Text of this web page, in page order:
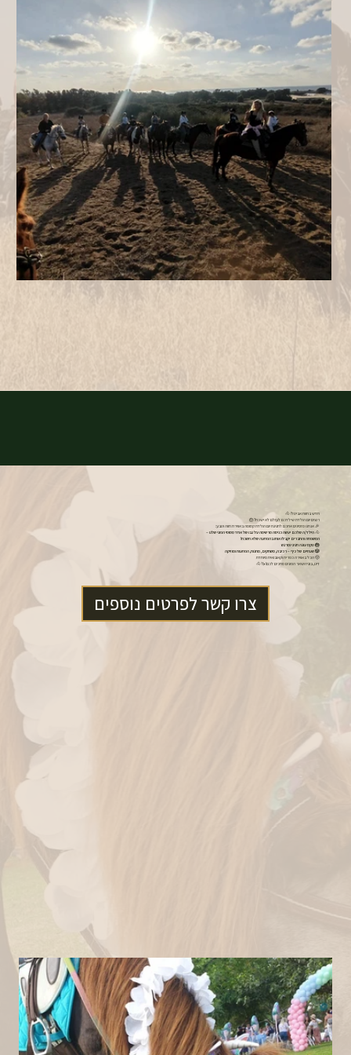
חדש בחוות אביטל! 🐴
רוצים יום הולדת שילדכם לעולם לא ישכח?🎂
🎉 אנחנו מזמינים אתכם לחגיגת יום הולדת קסומה באווירת חווה וטבע:
🐴הילד/ה שלכם יעשה כניסה מרשימה על גבו של אחד מסוסי הפוני שלנו –
המשפחה והחברים יקבלו אותו בהפתעה שלא תשכח!
🎂 טקס עוגה חגיגי ומרגש
🎲 שעתיים של כיף – רכיבה, משחקים, מתנות, הפתעות ומוזיקה
🤠 הכל באווירה כפרית וקאובואית מיוחדת
דינו, בוגיז ושאר הפונים מחכים לכם!🦄🐴
צרו קשר לפרטים נוספים